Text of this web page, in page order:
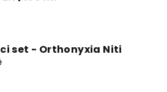
set - Orthonyxia Niti